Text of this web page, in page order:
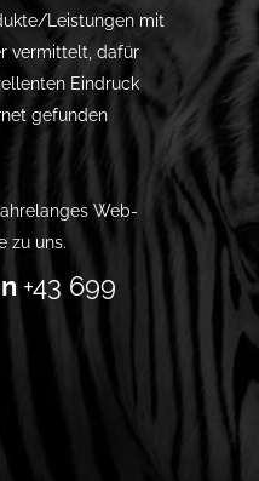
Leistungen mit
vermittelt, dafür
Eindruck
gefunden
Web-
zu uns.
+43 699